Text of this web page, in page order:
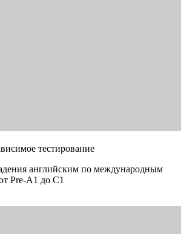
тестирование
английским по международным
Pre-A1 до C1